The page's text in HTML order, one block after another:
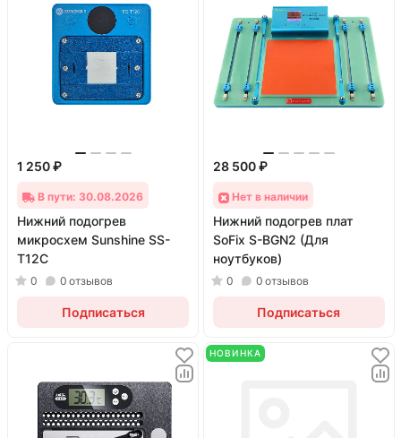
1 250 ₽
В пути: 30.08.2026
Нижний подогрев
микросхем Sunshine SS-
T12C
0 0 отзывов
Подписаться
28 500 ₽
Нет в наличии
Нижний подогрев плат
SoFix S-BGN2 (Для
ноутбуков)
0 0 отзывов
Подписаться
НОВИНКА